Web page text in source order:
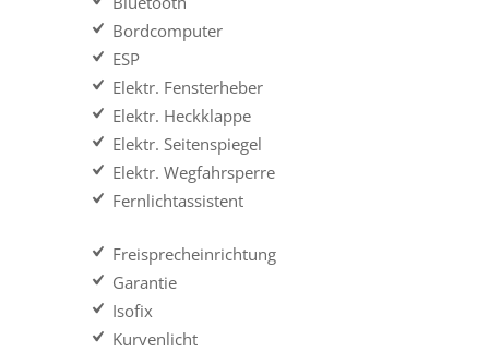
Bordcomputer
ESP
Elektr. Fensterheber
Elektr. Heckklappe
Elektr. Seitenspiegel
Elektr. Wegfahrsperre
Fernlichtassistent
Freisprecheinrichtung
Garantie
Isofix
Kurvenlicht